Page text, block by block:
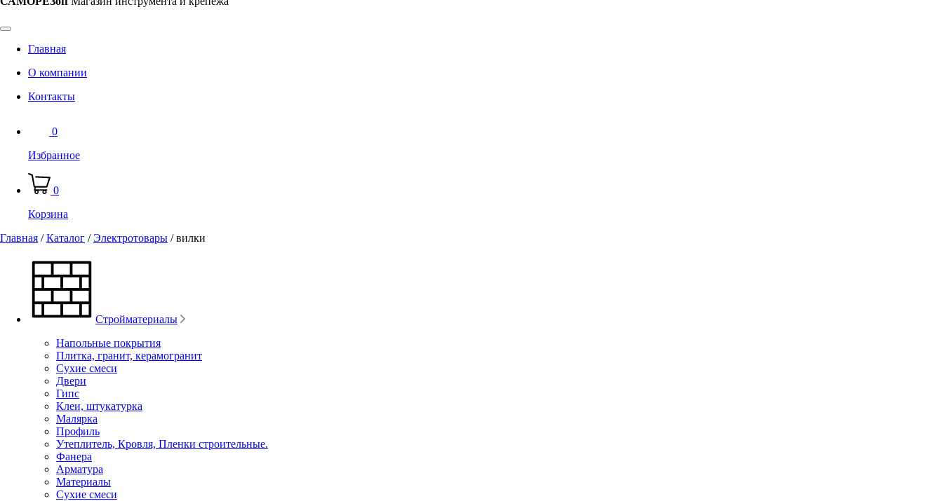
Главная
О компании
Контакты
0
Избранное
0
Корзина
Главная /Каталог /Электротовары /вилки
Стройматериалы
Напольные покрытия
Плитка, гранит, керамогранит
Сухие смеси
Двери
Гипс
Клеи, штукатурка
Малярка
Профиль
Утеплитель, Кровля, Пленки строительные.
Фанера
Арматура
Материалы
Сухие смеси